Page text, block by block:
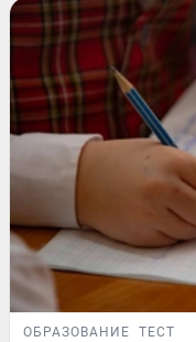
ОБРАЗОВАНИЕ ТЕСТ